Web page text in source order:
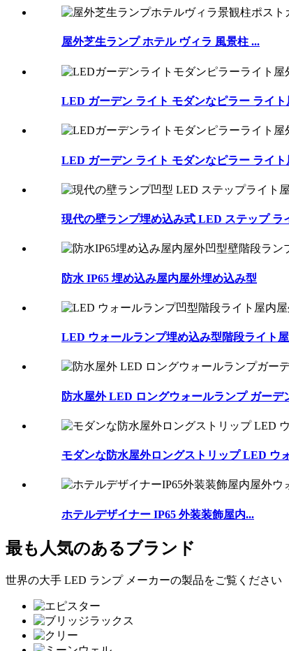
屋外芝生ランプ ホテル ヴィラ 風景柱 ...
LED ガーデン ライト モダンなピラー ライト
LED ガーデン ライト モダンなピラー ライト
現代の壁ランプ埋め込み式 LED ステップ ラ
防水 IP65 埋め込み屋内屋外埋め込み型
LED ウォールランプ埋め込み型階段ライト
防水屋外 LED ロングウォールランプ ガーデ
モダンな防水屋外ロングストリップ LED ウ
ホテルデザイナー IP65 外装装飾屋内...
最も人気のあるブランド
世界の大手 LED ランプ メーカーの製品をご覧ください